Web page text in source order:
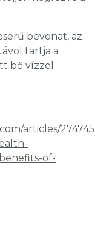
bevonat, az
tartja a
bő vízzel
articles/
of-